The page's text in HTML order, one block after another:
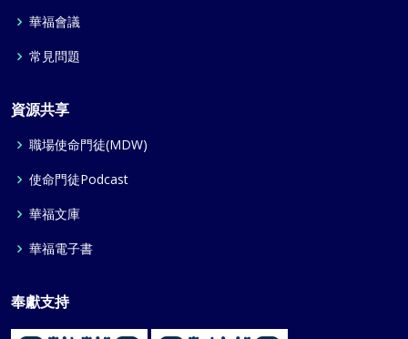
華福會議
常見問題
資源共享
職場使命門徒(MDW)
使命門徒Podcast
華福文庫
華福電子書
奉獻支持